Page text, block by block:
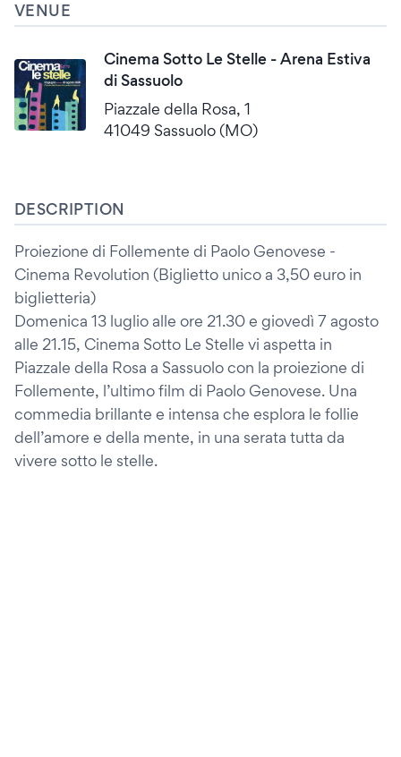
VENUE
Cinema Sotto Le Stelle - Arena Estiva
di Sassuolo
Piazzale della Rosa, 1
41049 Sassuolo (MO)
DESCRIPTION
Proiezione di Follemente di Paolo Genovese -
Cinema Revolution (Biglietto unico a 3,50 euro in
biglietteria)
Domenica 13 luglio alle ore 21.30 e giovedì 7 agosto
alle 21.15, Cinema Sotto Le Stelle vi aspetta in
Piazzale della Rosa a Sassuolo con la proiezione di
Follemente, l’ultimo film di Paolo Genovese. Una
commedia brillante e intensa che esplora le follie
dell’amore e della mente, in una serata tutta da
vivere sotto le stelle.